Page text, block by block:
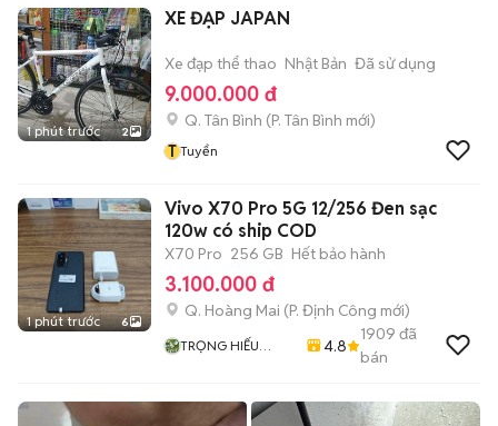
1 phút trước 2
XE ĐẠP JAPAN
Xe đạp thể thao Nhật Bản Đã sử dụng
9.000.000 đ
Q. Tân Bình (P. Tân Bình mới)
T Tuyển
1 phút trước 6
Vivo X70 Pro 5G 12/256 Đen sạc
120w có ship COD
X70 Pro 256 GB Hết bảo hành
3.100.000 đ
Q. Hoàng Mai (P. Định Công mới)
TRỌNG HIẾU
4.8
1909 đã
bán